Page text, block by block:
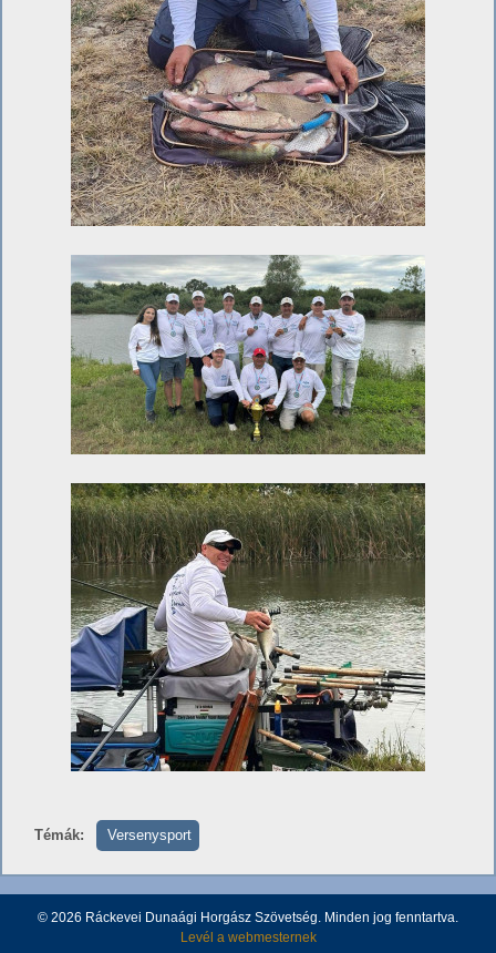
Témák: Versenysport
© 2026 Ráckevei Dunaági Horgász Szövetség. Minden jog fenntartva.
Levél a webmesternek